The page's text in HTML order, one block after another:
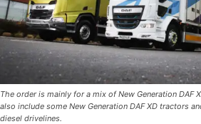
The order is mainly for a mix of New Generation DAF
also include some New Generation DAF XD tractors
diesel drivelines.